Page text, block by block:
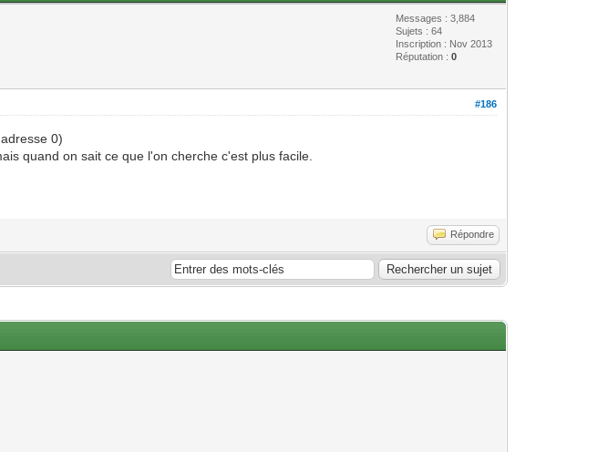
Messages : 3,884
Sujets : 64
Inscription : Nov 2013
Réputation :0
#186
0)
quand on sait ce que l'on cherche c'est plus facile.
Répondre